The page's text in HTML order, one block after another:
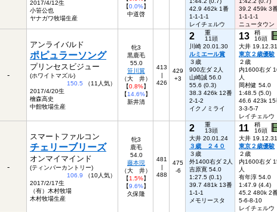
2017/4/12生
小笹公也
ヤナガワ牧場生産
【0.0%】
中道啓
42.9 462k 1番
1-1-1-1
レイチェルウ
39.2 459k 3
1-1-1-1
ニュータウン
-
アンライバルド
ポピュラーソング
プリンセスビジュー
(ホワイトマズル)
150.5 （11人気）
2017/4/20生
檜森高史
中館牧場生産
牝3
黒鹿毛
55.0
笹川翼
（大 井）
【0.8%】
【14.6%】
新井清
413
|
426
429
+3
2
重
11頭
川崎 20.01.30
ルミエール賞
３歳
900左ダ 2人
山崎誠 56.0
55.6 (0.3)
38.3 426k 12番
2-1-2
イクノミライ
13
稍
16頭
大井 19.12.31
東京２歳優駿
２歳
内1600右ダ
人
岡村健 54.0
1:48.5 (5.0)
46.6 423k 15
3-3-5-7
レイチェルウ
-
スマートファルコン
チェリーブリーズ
オンマイマインド
(ティンバーカントリー)
106.9 （10人気）
2017/2/17生
（有）木村牧場
木村牧場生産
牝3
鹿毛
54.0
藤本現
（大 井）
【1.5%】
【9.6%】
久保隆
481
|
488
475
-6
2
重
13頭
大井 20.01.24
３歳 ２４０
３歳
外1400右ダ 2人
吉原寛 54.0
1:27.5 (0.1)
39.7 481k 13番
1-1-1
メモリースタ
11
稍
16頭
大井 19.12.31
東京２歳優駿
２歳
内1600右ダ
人
有年淳 54.0
1:47.9 (4.4)
45.2 480k 2
5-6-8-10
レイチェルウ